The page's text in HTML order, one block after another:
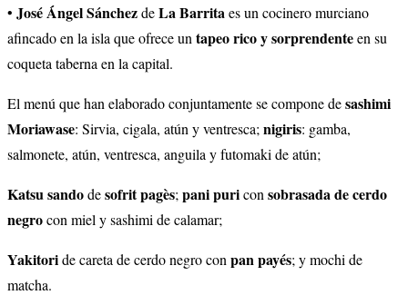
• José Ángel SánchezdeLa Barrita es un cocinero murciano
afincado en la isla que ofrece un tapeo rico y sorprendenteen su
coqueta taberna en la capital.
El menú que han elaborado conjuntamente se compone desashimi
Moriawase: Sirvia, cigala, atún y ventresca; nigiris: gamba,
salmonete, atún, ventresca, anguila y futomaki de atún;
Katsu sandodesofrit pagès; pani puricon sobrasada de cerdo
negrocon miel y sashimi de calamar;
Yakitoride careta de cerdo negro con pan payés; y mochi de
matcha.